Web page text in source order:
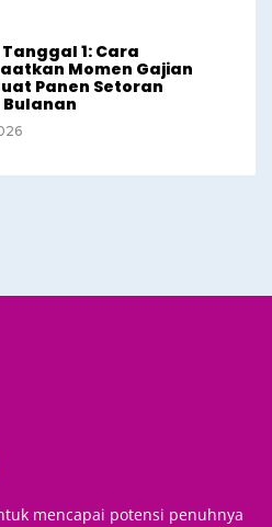
1: Cara
Momen Gajian
Panen Setoran
mencapai potensi penuhnya